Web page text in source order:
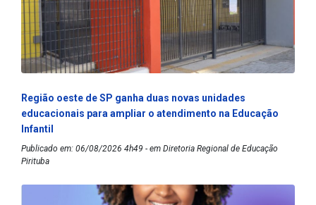
Região oeste de SP ganha duas novas unidades
educacionais para ampliar o atendimento na Educação
Infantil
Publicado em: 06/08/2026 4h49 - em Diretoria Regional de Educação
Pirituba